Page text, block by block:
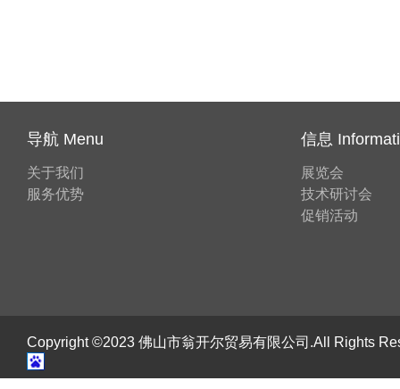
导航 Menu
关于我们
服务优势
信息
展览会
技术研讨会
促销活动
Copyright ©2023 佛山市翁开尔贸易有限公司.All Rights